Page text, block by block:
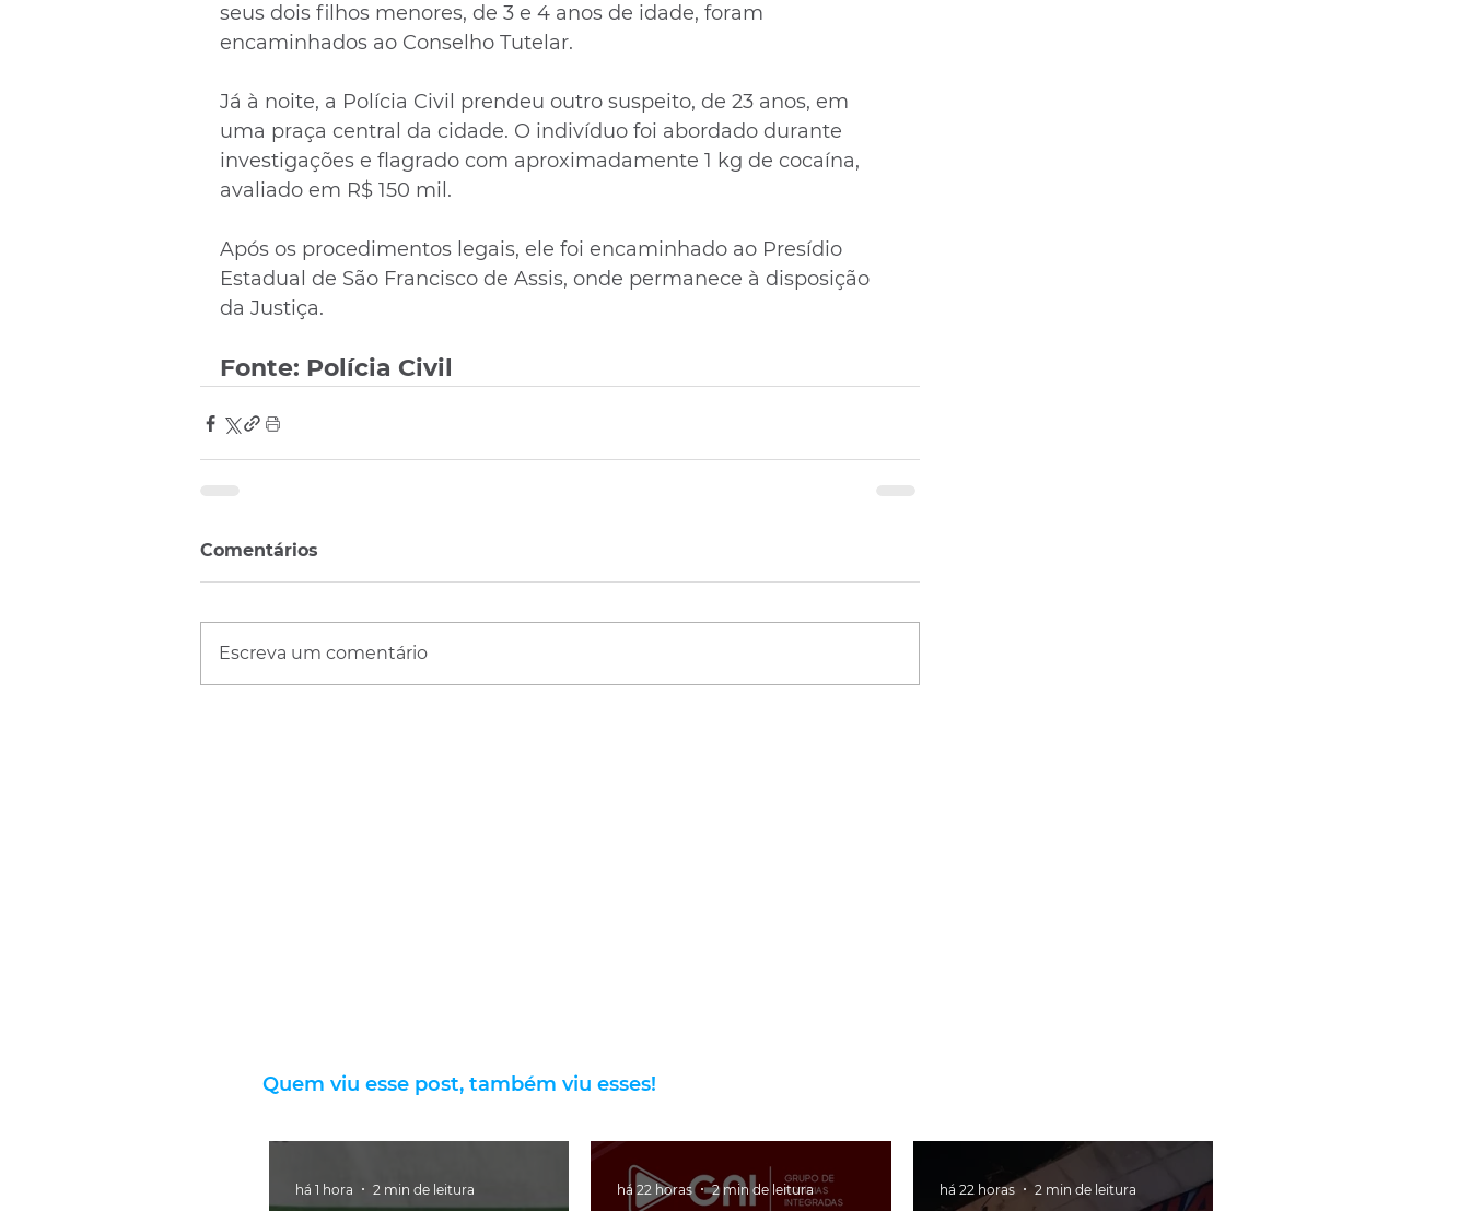
seus dois filhos menores, de 3 e 4 anos de idade, foram
encaminhados ao Conselho Tutelar.
Já à noite, a Polícia Civil prendeu outro suspeito, de 23 anos, em
uma praça central da cidade. O indivíduo foi abordado durante
investigações e flagrado com aproximadamente 1 kg de cocaína,
avaliado em R$ 150 mil.
Após os procedimentos legais, ele foi encaminhado ao Presídio
Estadual de São Francisco de Assis, onde permanece à disposição
da Justiça.
Fonte: Polícia Civil
Comentários
Escreva um comentário
Quem viu esse post, também viu esses!
há 1 hora 2 min de leitura há 22 horas 2 min de leitura há 22 horas 2 min de leitura